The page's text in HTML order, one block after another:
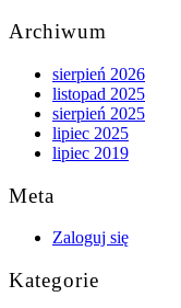
Archiwum
sierpień 2026
listopad 2025
sierpień 2025
lipiec 2025
lipiec 2019
Meta
Zaloguj się
Kategorie